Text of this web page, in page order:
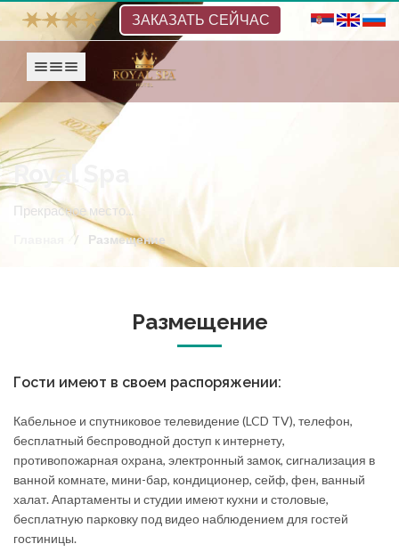
ЗАКАЗАТЬ СЕЙЧАС
Royal Spa
Прекрасное место...
Размещение
Размещение
Гости имеют в своем распоряжении:
Кабельное и спутниковое телевидение (LCD TV), телефон,
бесплатный беспроводной доступ к интернету,
противопожарная охрана, электронный замок, сигнализация в
ванной комнате, мини-бар, кондиционер, сейф, фен, ванный
халат. Апартаменты и студии имеют кухни и столовые,
бесплатную парковку под видео наблюдением для гостей
гостиницы.